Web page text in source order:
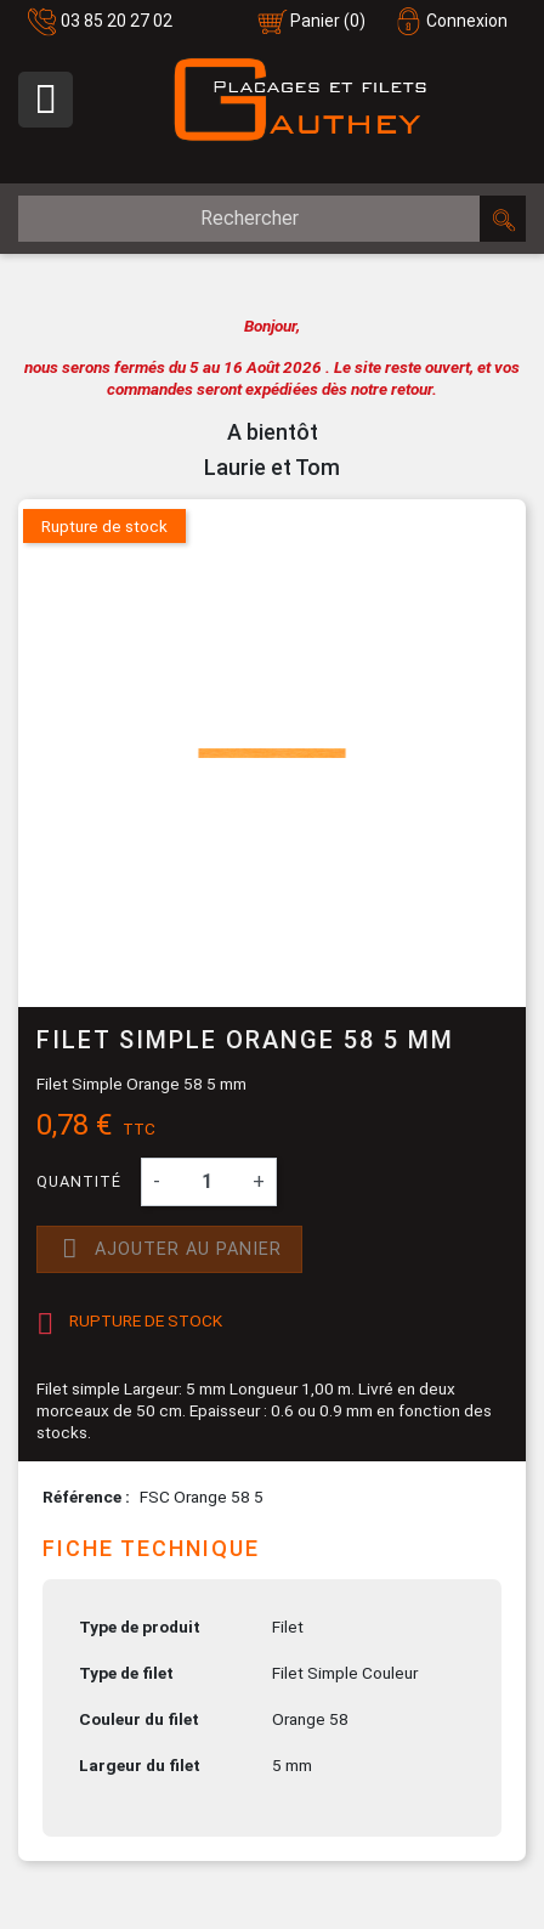
03 85 20 27 02 Connexion
Panier(0)

Bonjour,
nous serons fermés du 5 au 16 Août 2026 . Le site reste ouvert, et vos
commandes seront expédiées dès notre retour.
A bientôt
Laurie et Tom
Rupture de stock
FILET SIMPLE ORANGE 58 5 MM
Filet Simple Orange 58 5 mm
0,78 € TTC
QUANTITÉ - +
 AJOUTER AU PANIER
 RUPTURE DE STOCK
Filet simple Largeur: 5 mm Longueur 1,00 m. Livré en deux
morceaux de 50 cm. Epaisseur : 0.6 ou 0.9 mm en fonction des
stocks.
Référence FSC Orange 58 5
FICHE TECHNIQUE
Type de produit Filet
Type de filet Filet Simple Couleur
Couleur du filet Orange 58
Largeur du filet 5 mm